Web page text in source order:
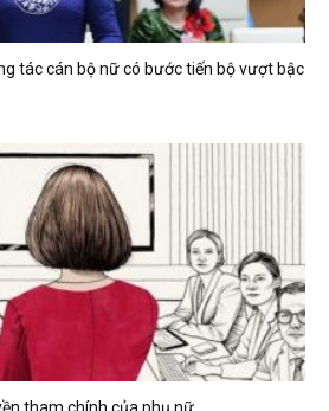
tác cán bộ nữ có bước tiến bộ vượt bậc